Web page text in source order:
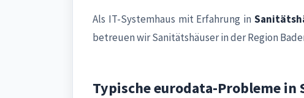
Als IT-Systemhaus mit Erfahrung in
betreuen wir Sanitätshäuser in der Region
Typische eurodata-Probleme in